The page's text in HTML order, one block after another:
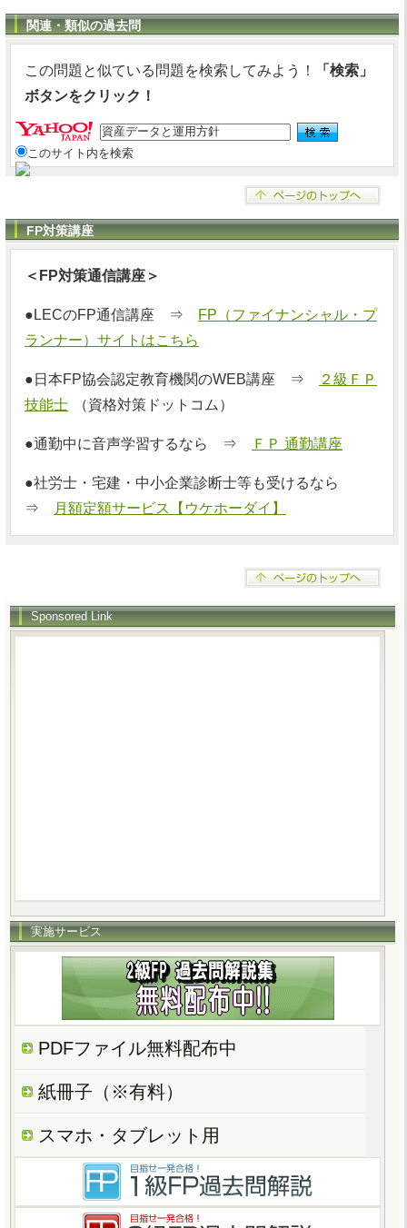
関連・類似の過去問
この問題と似ている問題を検索してみよう！
「検索」
ボタンをクリック！
このサイト内を検索
FP対策講座
＜FP対策通信講座＞
●LECのFP通信講座 ⇒
FP（ファイナンシャル・プ
ランナー）サイトはこちら
●日本FP協会認定教育機関のWEB講座 ⇒
２級ＦＰ
技能士
（資格対策ドットコム）
●通勤中に音声学習するなら ⇒ ＦＰ 通勤講座
●社労士・宅建・中小企業診断士等も受けるなら
⇒
月額定額サービス【ウケホーダイ】
Sponsored Link
実施サービス
PDFファイル無料配布中
紙冊子（※有料）
スマホ・タブレット用